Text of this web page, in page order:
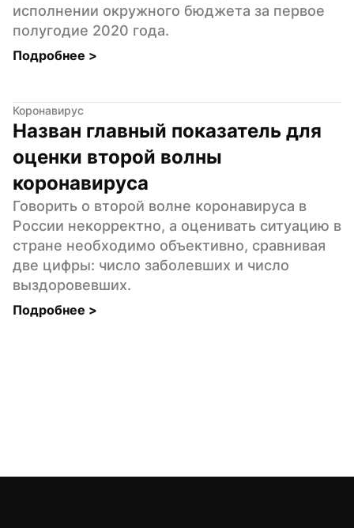
исполнении окружного бюджета за первое
полугодие 2020 года.
Подробнее >
Коронавирус
Назван главный показатель для
оценки второй волны
коронавируса
Говорить о второй волне коронавируса в
России некорректно, а оценивать ситуацию в
стране необходимо объективно, сравнивая
две цифры: число заболевших и число
выздоровевших.
Подробнее >